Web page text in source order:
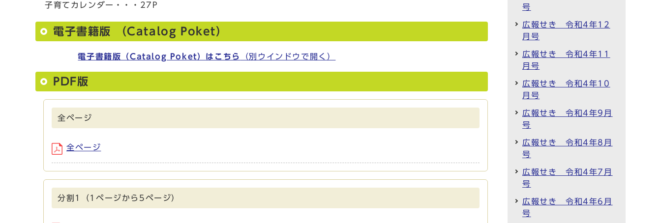
子育てカレンダー・・・27P
電子書籍版 （Catalog Poket）
電子書籍版（Catalog Poket）はこちら （別ウインドウで開く）
PDF版
全ページ
全ページ
分割1（1ページから5ページ）
号
広報せき 令和4年12
月号
広報せき 令和4年11
月号
広報せき 令和4年10
月号
広報せき 令和4年9月
号
広報せき 令和4年8月
号
広報せき 令和4年7月
号
広報せき 令和4年6月
号